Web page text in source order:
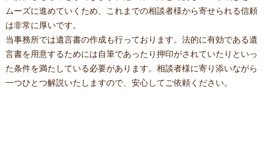
ムーズに進めていくため、これまでの相談者様から寄せられる信頼
は非常に厚いです。
当事務所では遺言書の作成も行っております。法的に有効である遺
言書を用意するためには自筆であったり押印がされていたりといっ
た条件を満たしている必要があります。相談者様に寄り添いながら
一つひとつ解説いたしますので、安心してご依頼ください。